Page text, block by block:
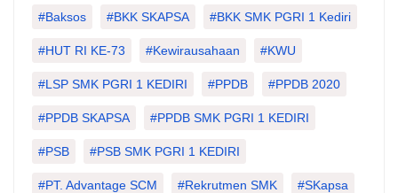
#Baksos #BKK SKAPSA #BKK SMK PGRI 1 Kediri
#HUT RI KE-73 #kewirausahaan #KWU
#LSP SMK PGRI 1 KEDIRI #PPDB #PPDB 2020
#PPDB SKAPSA #PPDB SMK PGRI 1 KEDIRI
#PSB #PSB SMK PGRI 1 KEDIRI
#PT. Advantage SCM #Rekrutmen SMK #SKapsa